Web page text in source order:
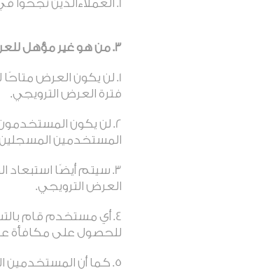
العملاءالذين
3. من هو غير مؤهل للعرض:
لن يكون العرض متاحًا
فترة العرض الترويجي.
لن يكون المستخدمون
المستخدمين
سيتم أيضًا استبعاد
العرض الترويجي.
أي مستخدم قام
للحصول على مكافأة
كما أن المستخدمين